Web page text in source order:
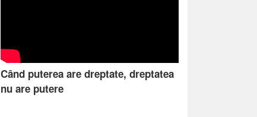
Când puterea are dreptate, dreptatea
nu are putere